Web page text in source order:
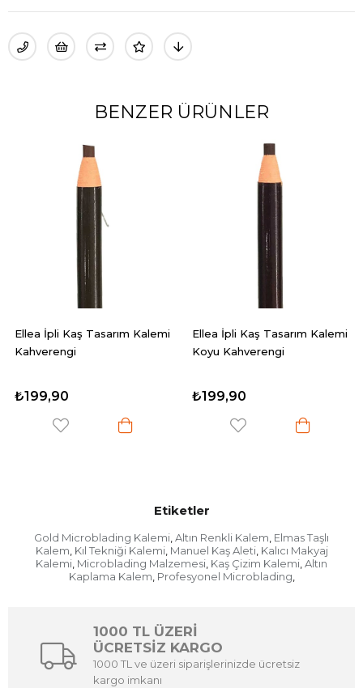
BENZER ÜRÜNLER
Tasarım Kalemi
Ellea İpli Kaş Tasarım Kalemi
Koyu Kahverengi
Ellea Rose
Etiketler
Gold Microblading Kalemi, Altın Renkli Kalem, Elmas Taşlı
Kalem, Kıl Tekniği Kalemi, Manuel Kaş Aleti, Kalıcı Makyaj
Kalemi, Microblading Malzemesi, Kaş Çizim Kalemi, Altın
Kaplama Kalem, Profesyonel Microblading,
1000 TL ÜZERİ
ÜCRETSİZ KARGO
1000 TL ve üzeri siparişlerinizde ücretsiz
kargo imkanı